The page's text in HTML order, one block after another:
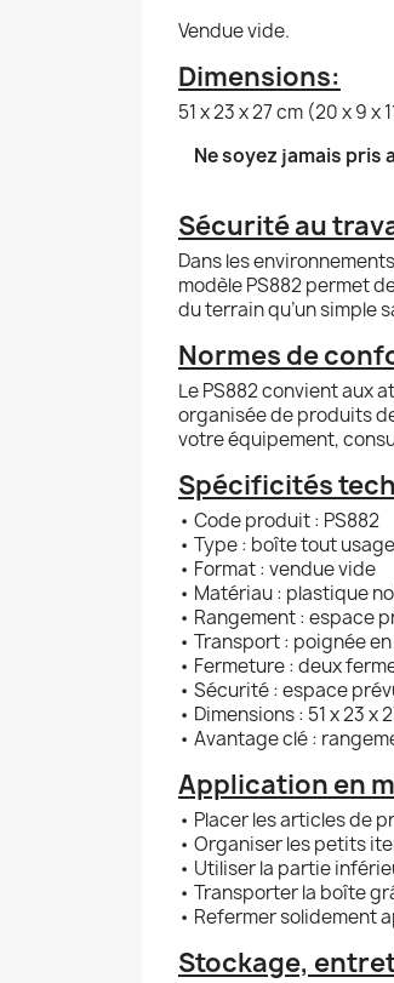
Vendue vide.
Dimensions:
51 x 23 x 27 cm (20 x 9 x
Ne soyez jamais
Sécurité au
Dans les
modèle PS882 permet
du terrain qu’un simple
Normes de
Le PS882 convient aux
organisée de produits
votre équipement,
Spécificités
• Code produit : PS882
• Type : boîte tout
• Format : vendue vide
• Matériau : plastique
• Rangement : espace
• Transport : poignée
• Fermeture : deux
• Sécurité : espace
• Dimensions : 51 x 23 x
• Avantage clé :
Application en
• Placer les articles de
• Organiser les petits
• Utiliser la partie
• Transporter la boîte
• Refermer solidement
Stockage,